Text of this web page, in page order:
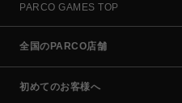
PARCO GAMES TOP
全国のPARCO店舗
初めてのお客様へ